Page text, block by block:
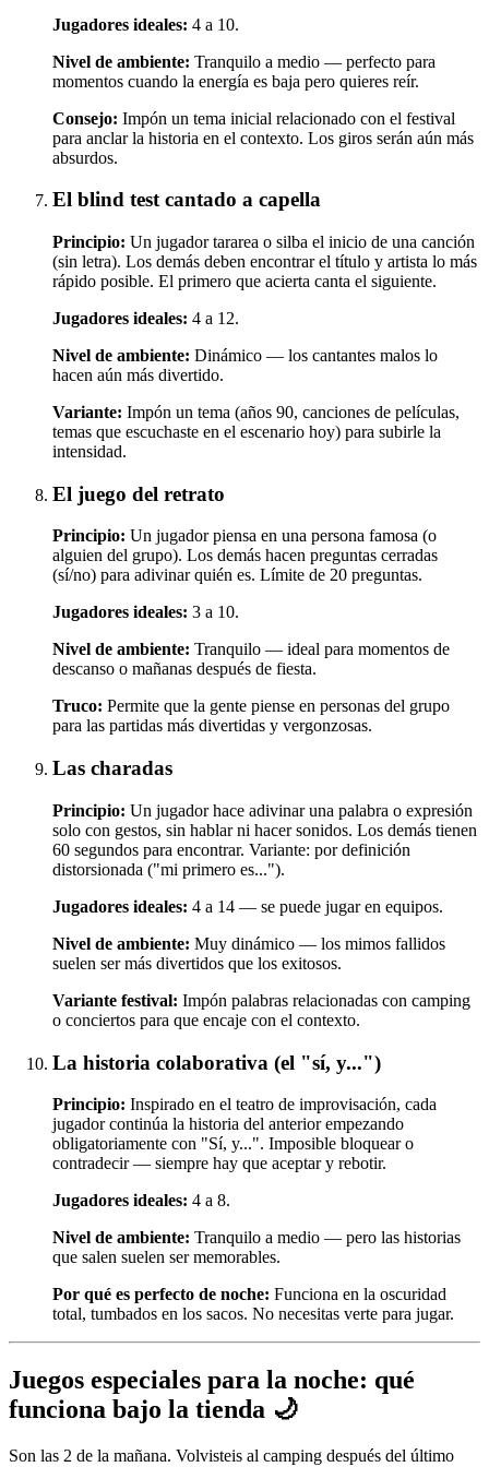
Jugadores ideales: 4 a 10.
Nivel de ambiente: Tranquilo a medio — perfecto para
momentos cuando la energía es baja pero quieres reír.
Consejo: Impón un tema inicial relacionado con el festival
para anclar la historia en el contexto. Los giros serán aún más
absurdos.
El blind test cantado a capella
Principio: Un jugador tararea o silba el inicio de una canción
(sin letra). Los demás deben encontrar el título y artista lo más
rápido posible. El primero que acierta canta el siguiente.
Jugadores ideales: 4 a 12.
Nivel de ambiente: Dinámico — los cantantes malos lo
hacen aún más divertido.
Variante: Impón un tema (años 90, canciones de películas,
temas que escuchaste en el escenario hoy) para subirle la
intensidad.
El juego del retrato
Principio: Un jugador piensa en una persona famosa (o
alguien del grupo). Los demás hacen preguntas cerradas
(sí/no) para adivinar quién es. Límite de 20 preguntas.
Jugadores ideales: 3 a 10.
Nivel de ambiente: Tranquilo — ideal para momentos de
descanso o mañanas después de fiesta.
Truco: Permite que la gente piense en personas del grupo
para las partidas más divertidas y vergonzosas.
Las charadas
Principio: Un jugador hace adivinar una palabra o expresión
solo con gestos, sin hablar ni hacer sonidos. Los demás tienen
60 segundos para encontrar. Variante: por definición
distorsionada ("mi primero es...").
Jugadores ideales: 4 a 14 — se puede jugar en equipos.
Nivel de ambiente: Muy dinámico — los mimos fallidos
suelen ser más divertidos que los exitosos.
Variante festival: Impón palabras relacionadas con camping
o conciertos para que encaje con el contexto.
La historia colaborativa (el "sí, y...")
Principio: Inspirado en el teatro de improvisación, cada
jugador continúa la historia del anterior empezando
obligatoriamente con "Sí, y...". Imposible bloquear o
contradecir — siempre hay que aceptar y rebotir.
Jugadores ideales: 4 a 8.
Nivel de ambiente: Tranquilo a medio — pero las historias
que salen suelen ser memorables.
Por qué es perfecto de noche: Funciona en la oscuridad
total, tumbados en los sacos. No necesitas verte para jugar.
Juegos especiales para la noche: qué
funciona bajo la tienda 🌙
Son las 2 de la mañana. Volvisteis al camping después del último